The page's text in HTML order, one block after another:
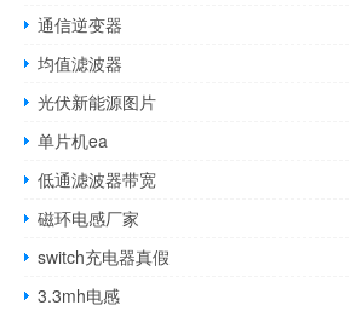
通信逆变器
均值滤波器
光伏新能源图片
单片机ea
低通滤波器带宽
磁环电感厂家
switch充电器真假
3.3mh电感